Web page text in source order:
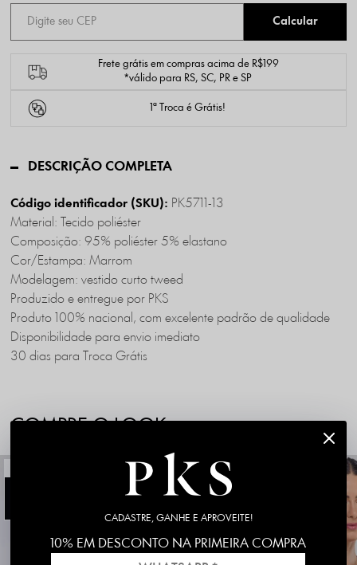
Frete grátis em compras acima de R$199
*válido para RS, SC, PR e SP
1ª Troca é Grátis!
DESCRIÇÃO COMPLETA
Código identificador (SKU): PK5711-13
Material: Tecido poliéster
Composição: 95% poliéster 5% elastano
Cor/Estampa: Marrom
Modelagem: vestido curto tweed
Produzido e entregue por PKS
Produto 100% nacional, com excelente padrão de qualidade
Disponibilidade para envio imediato
30 dias para Troca Grátis
COMPRE O LOOK
CADASTRE, GANHE E APROVEITE!
10% EM DESCONTO NA PRIMEIRA COMPRA